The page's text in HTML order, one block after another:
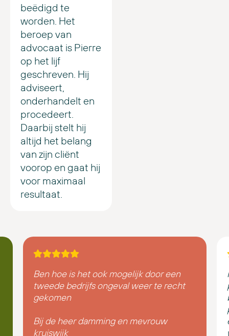
beëdigd te
worden. Het
beroep van
advocaat is Pierre
op het lijf
geschreven. Hij
adviseert,
onderhandelt en
procedeert.
Daarbij stelt hij
altijd het belang
van zijn cliënt
voorop en gaat hij
voor maximaal
resultaat.
Ben hoe is het ook mogelijk door een
tweede bedrijfs ongeval weer te recht
gekomen
Bij de heer damming en mevrouw
kruiswijk